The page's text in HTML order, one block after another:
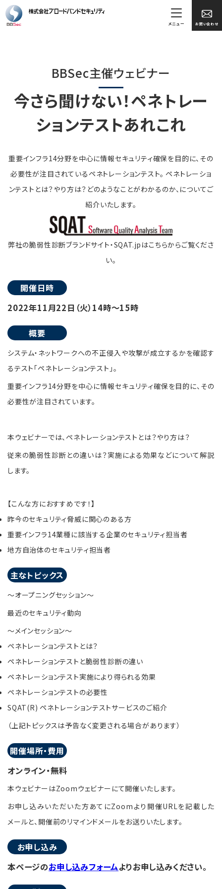
お問い合わせ
メニュー
BBSec主催ウェビナー
今さら聞けない！ペネトレー
ションテストあれこれ
重要インフラ14分野を中心に情報セキュリティ確保を目的に、その
必要性が注目されているペネトレーションテスト。 ペネトレーショ
ンテストとは？やり方は？どのようなことがわかるのか、についてご
紹介いたします。
弊社の脆弱性診断ブランドサイト・SQAT.jpはこちらからご覧くださ
い。
開催日時
2022年11月22日（火）14時～15時
概要
システム・ネットワークへの不正侵入や攻撃が成立するかを確認す
るテスト「ペネトレーションテスト」。
重要インフラ14分野を中心に情報セキュリティ確保を目的に、その
必要性が注目されています。
本ウェビナーでは、ペネトレーションテストとは？やり方は？
従来の脆弱性診断との違いは？実施による効果などについて解説
します。
【こんな方におすすめです！】
昨今のセキュリティ脅威に関心のある方
重要インフラ14業種に該当する企業のセキュリティ担当者
地方自治体のセキュリティ担当者
主なトピックス
～オープニングセッション～
最近のセキュリティ動向
～メインセッション～
ペネトレーションテストとは？
ペネトレーションテストと脆弱性診断の違い
ペネトレーションテスト実施により得られる効果
ペネトレーションテストの必要性
SQAT(R) ペネトレーションテストサービスのご紹介
（上記トピックスは予告なく変更される場合があります）
開催場所・費用
オンライン・無料
本ウェビナーはZoomウェビナーにて開催いたします。
お申し込みいただいた方あてにZoomより開催URLを記載した
メールと、開催前のリマインドメールをお送りいたします。
お申し込み
本ページのお申し込みフォームよりお申し込みください。